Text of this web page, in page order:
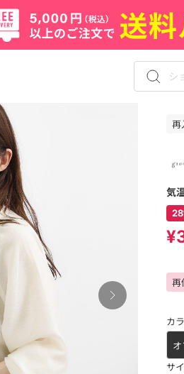
再
気
再
カ
サ